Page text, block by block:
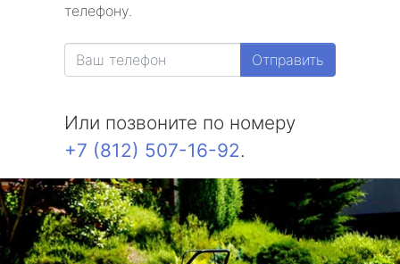
телефону.
Отправить
Или позвоните по номеру
+7 (812) 507-16-92.